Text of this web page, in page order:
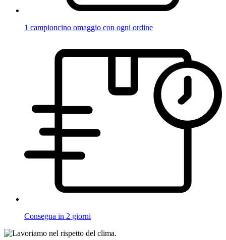
1 campioncino omaggio con ogni ordine
Consegna in 2 giorni